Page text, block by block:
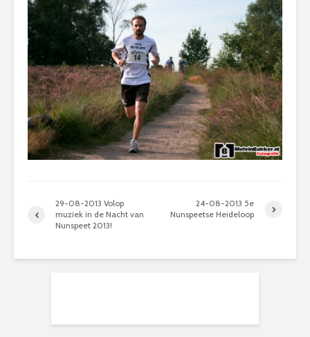
29-08-2013 Volop
muziek in de Nacht van
Nunspeet 2013!
24-08-2013 5e
Nunspeetse Heideloop